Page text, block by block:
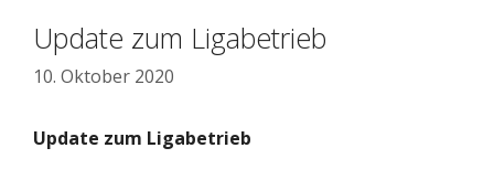
Update zum Ligabetrieb
10. Oktober 2020
Update zum Ligabetrieb